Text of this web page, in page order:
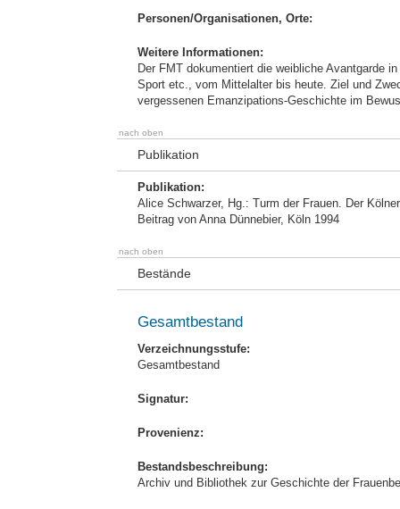
Personen/Organisationen, Orte:
Weitere Informationen:
Der FMT dokumentiert die weibliche Avantgarde
Sport etc., vom Mittelalter bis heute. Ziel und
vergessenen Emanzipations-Geschichte im
nach oben
Publikation
Publikation:
Alice Schwarzer, Hg.: Turm der Frauen. Der
Beitrag von Anna Dünnebier, Köln 1994
nach oben
Bestände
Gesamtbestand
Verzeichnungsstufe:
Gesamtbestand
Signatur:
Provenienz:
Bestandsbeschreibung:
Archiv und Bibliothek zur Geschichte der